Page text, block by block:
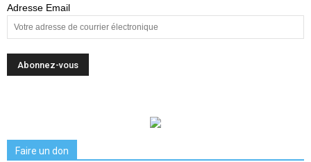
Adresse Email
Faire un don